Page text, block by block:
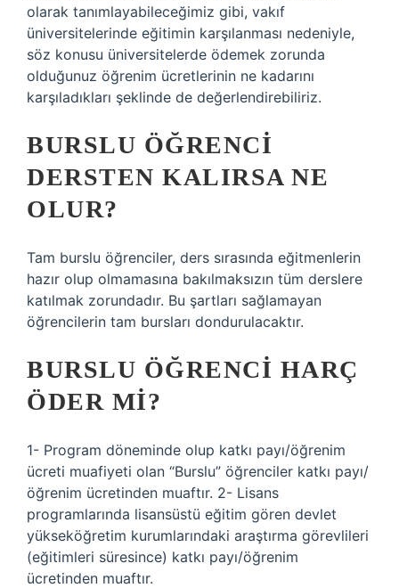
olarak tanımlayabileceğimiz gibi, vakıf
üniversitelerinde eğitimin karşılanması nedeniyle,
söz konusu üniversitelerde ödemek zorunda
olduğunuz öğrenim ücretlerinin ne kadarını
karşıladıkları şeklinde de değerlendirebiliriz.
BURSLU ÖĞRENCI
DERSTEN KALIRSA NE
OLUR?
Tam burslu öğrenciler, ders sırasında eğitmenlerin
hazır olup olmamasına bakılmaksızın tüm derslere
katılmak zorundadır. Bu şartları sağlamayan
öğrencilerin tam bursları dondurulacaktır.
BURSLU ÖĞRENCI HARÇ
ÖDER MI?
1- Program döneminde olup katkı payı/öğrenim
ücreti muafiyeti olan “Burslu” öğrenciler katkı payı/
öğrenim ücretinden muaftır. 2- Lisans
programlarında lisansüstü eğitim gören devlet
yükseköğretim kurumlarındaki araştırma görevlileri
(eğitimleri süresince) katkı payı/öğrenim
ücretinden muaftır.